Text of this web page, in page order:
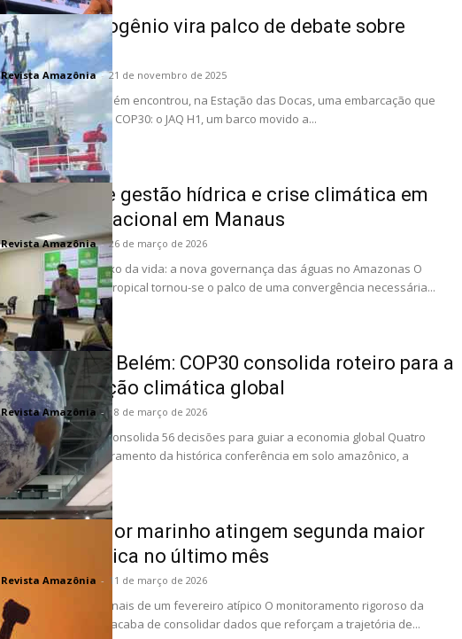
Barco a hidrogênio vira palco de debate sobre
resiliência
Revista Amazônia - 21 de novembro de 2025
O amanhecer em Belém encontrou, na Estação das Docas, uma embarcação que
resume o espírito da COP30: o JAQ H1, um barco movido a...
Sema debate gestão hídrica e crise climática em
fórum internacional em Manaus
Revista Amazônia - 26 de março de 2026
Diálogos sobre o fluxo da vida: a nova governança das águas no Amazonas O
coração da floresta tropical tornou-se o palco de uma convergência necessária...
O Legado de Belém: COP30 consolida roteiro para a
implementação climática global
Revista Amazônia - 18 de março de 2026
Relatório da COP30 consolida 56 decisões para guiar a economia global Quatro
meses após o encerramento da histórica conferência em solo amazônico, a
presidência da...
Marés de calor marinho atingem segunda maior
marca histórica no último mês
Revista Amazônia - 11 de março de 2026
O calor global e os sinais de um fevereiro atípico O monitoramento rigoroso da
atmosfera terrestre acaba de consolidar dados que reforçam a trajetória de...